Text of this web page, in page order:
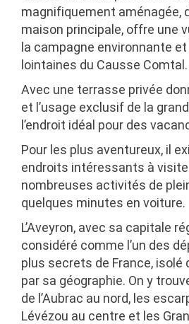
magnifiquement aménagée,
maison principale, offre une
la campagne environnante
lointaines du Causse Comtal.
Avec une terrasse privée
et l’usage exclusif de la
l’endroit idéal pour des
Pour les plus aventureux, il
endroits intéressants à
nombreuses activités de
quelques minutes en voiture.
L’Aveyron, avec sa capitale
considéré comme l’un des
plus secrets de France, isolé
par sa géographie. On y
de l’Aubrac au nord, les
Lévézou au centre et les